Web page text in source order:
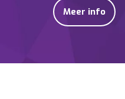
Meer info